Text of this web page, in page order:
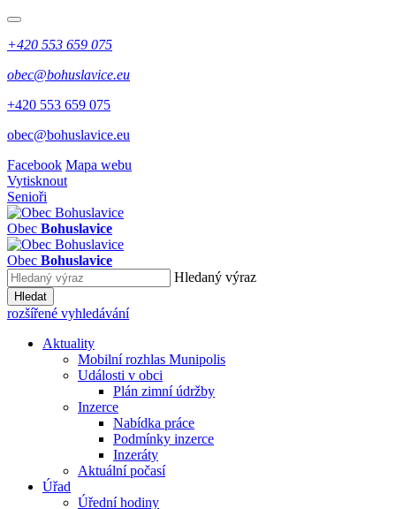
+420 553 659 075
obec@bohuslavice.eu
+420 553 659 075
obec@bohuslavice.eu
Facebook Mapa webu
Vytisknout
Senioři
Obec Bohuslavice
Obec Bohuslavice
Hledaný výraz
Hledat
rozšířené vyhledávání
Aktuality
Mobilní rozhlas Munipolis
Události v obci
Plán zimní údržby
Inzerce
Nabídka práce
Podmínky inzerce
Inzeráty
Aktuální počasí
Úřad
Úřední hodiny